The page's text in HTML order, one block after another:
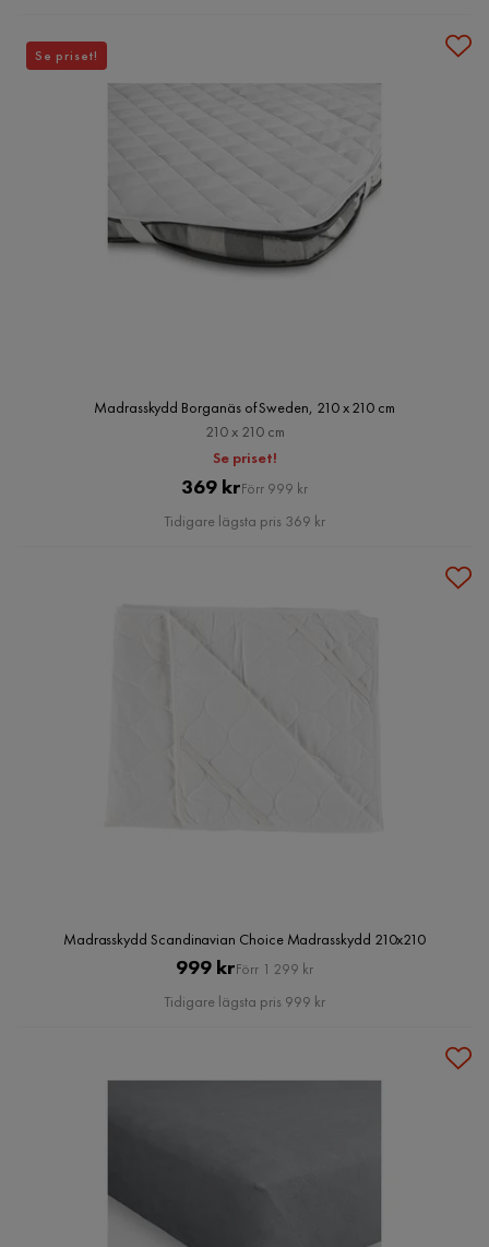
Madrasskydd Borganäs of Sweden, 210 x 210 cm
210 x 210 cm
Se priset!
Pris
369 krOriginal
Pris
Förr 999 kr
Tidigare lägsta pris 369 kr
Se priset!
Madrasskydd Scandinavian Choice Madrasskydd 210x210
Pris
999 kr Original
Pris
Förr 1 299 kr
Tidigare lägsta pris 999 kr